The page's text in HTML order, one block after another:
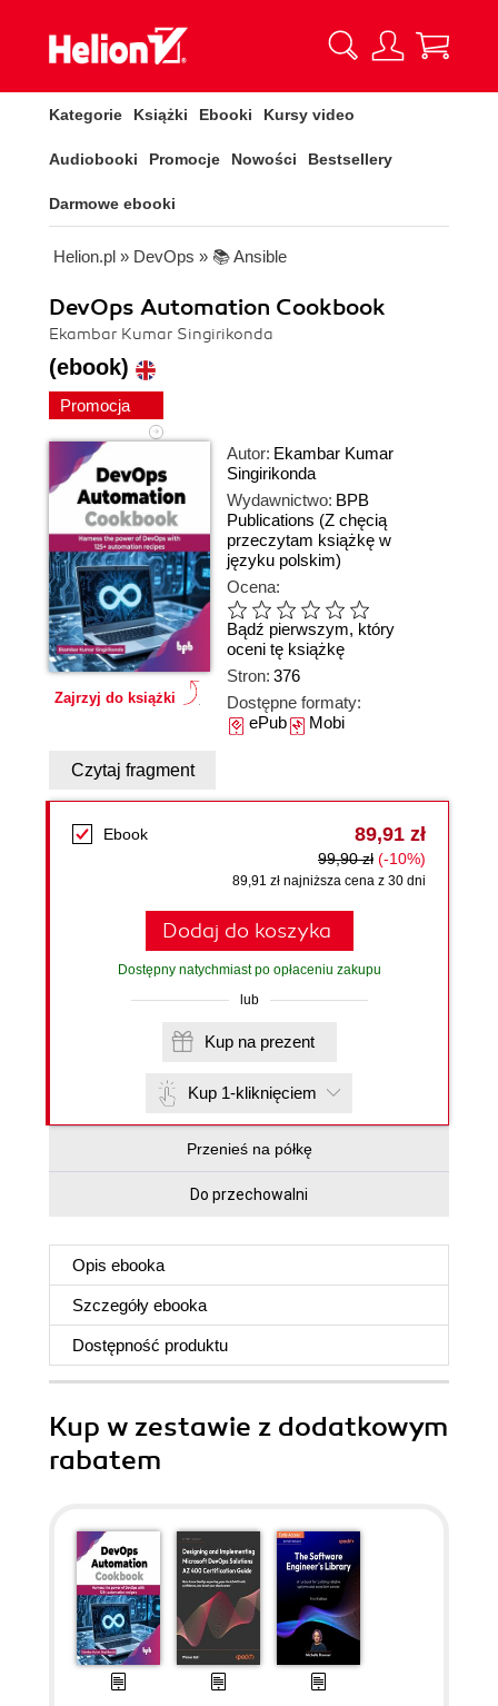
Kategorie Książki Ebooki Kursy video
Audiobooki Promocje Nowości Bestsellery
Darmowe ebooki
Helion.pl » DevOps » 📚 Ansible
DevOps Automation Cookbook
Ekambar Kumar Singirikonda
(ebook)
Promocja
Zajrzyj do książki
Autor: Ekambar Kumar
Singirikonda
Wydawnictwo: BPB
Publications (Z chęcią
przeczytam książkę w
języku polskim)
Ocena:
Bądź pierwszym, który
oceni tę książkę
Stron: 376
Dostępne formaty:
ePubMobi
Czytaj fragment
Ebook 89,91 zł
99,90 zł (-10%)
89,91 zł najniższa cena z 30 dni
Dodaj do koszyka
Dostępny natychmiast po opłaceniu zakupu
lub
Kup na prezent
Kup 1-kliknięciem
Przenieś na półkę
Do przechowalni
Opis ebooka
Szczegóły ebooka
Dostępność produktu
Kup w zestawie z dodatkowym
rabatem